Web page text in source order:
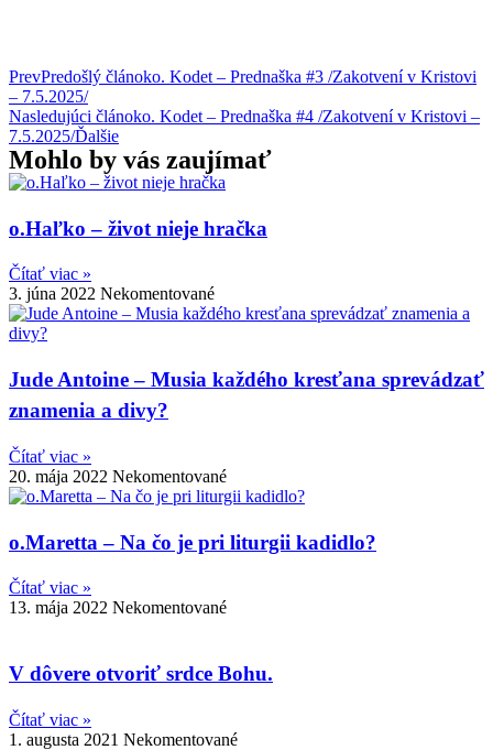
PrevPredošlý článoko. Kodet – Prednaška #3 /Zakotvení v Kristovi
– 7.5.2025/
Nasledujúci článoko. Kodet – Prednaška #4 /Zakotvení v Kristovi –
7.5.2025/Ďalšie
Mohlo by vás zaujímať
o.Haľko – život nieje hračka
Čítať viac »
3. júna 2022 Nekomentované
Jude Antoine – Musia každého kresťana sprevádzať
znamenia a divy?
Čítať viac »
20. mája 2022 Nekomentované
o.Maretta – Na čo je pri liturgii kadidlo?
Čítať viac »
13. mája 2022 Nekomentované
V dôvere otvoriť srdce Bohu.
Čítať viac »
1. augusta 2021 Nekomentované